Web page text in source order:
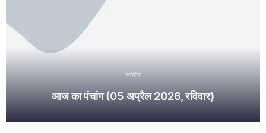
ज्योतिष
आज का पंचांग (05 अप्रैल 2026, रविवार)